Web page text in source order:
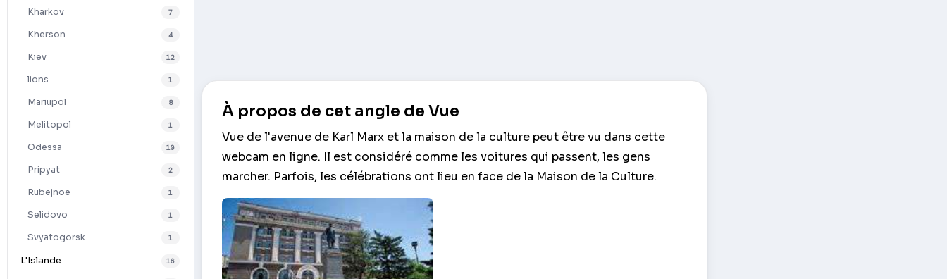
Kharkov 7
Kherson 4
Kiev 12
lions 1
Mariupol 8
Melitopol 1
Odessa 10
Pripyat 2
Rubejnoe 1
Selidovo 1
Svyatogorsk 1
L'Islande 16
À propos de cet angle de Vue
Vue de l'avenue de Karl Marx et la maison de la culture peut être vu dans cette
webcam en ligne. Il est considéré comme les voitures qui passent, les gens
marcher. Parfois, les célébrations ont lieu en face de la Maison de la Culture.